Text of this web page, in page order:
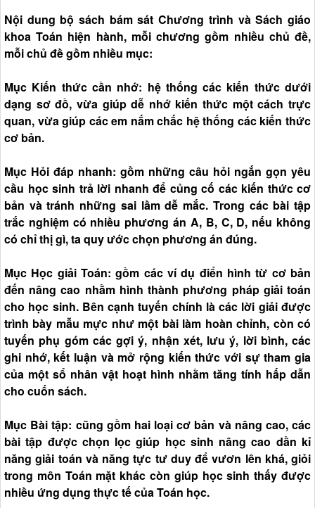
Nội dung bộ sách bám sát Chương trình và Sách giáo
khoa Toán hiện hành, mỗi chương gồm nhiều chủ đề,
mỗi chủ đề gồm nhiều mục:
Mục Kiến thức cần nhớ: hệ thống các kiến thức dưới
dạng sơ đồ, vừa giúp dễ nhớ kiến thức một cách trực
quan, vừa giúp các em nắm chắc hệ thống các kiến thức
cơ bản.
Mục Hỏi đáp nhanh: gồm những câu hỏi ngắn gọn yêu
cầu học sinh trả lời nhanh để củng cố các kiến thức cơ
bản và tránh những sai lầm dễ mắc. Trong các bài tập
trắc nghiệm có nhiều phương án A, B, C, D, nếu không
có chỉ thị gì, ta quy ước chọn phương án đúng.
Mục Học giải Toán: gồm các ví dụ điển hình từ cơ bản
đến nâng cao nhằm hình thành phương pháp giải toán
cho học sinh. Bên cạnh tuyến chính là các lời giải được
trình bày mẫu mực như một bài làm hoàn chỉnh, còn có
tuyến phụ góm các gợi ý, nhận xét, lưu ý, lời bình, các
ghi nhớ, kết luận và mở rộng kiến thức với sự tham gia
của một sổ nhân vật hoạt hình nhằm tăng tính hấp dẫn
cho cuốn sách.
Mục Bài tập: cũng gồm hai loại cơ bản và nâng cao, các
bài tập được chọn lọc giúp học sinh nâng cao dần kỉ
năng giải toán và năng tực tư duy để vươn lên khá, giỏi
trong môn Toán mặt khác còn giúp học sinh thấy được
nhiều ứng dụng thực tế của Toán học.